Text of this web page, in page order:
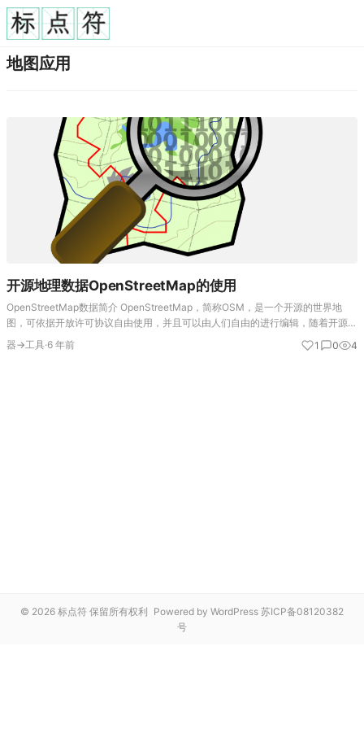
地图应用
开源地理数据OpenStreetMap的使用
OpenStreetMap数据简介 OpenStreetMap，简称OSM，是一个开源的世界地
图，可依据开放许可协议自由使用，并且可以由人们自由的进行编辑，随着开源意
识的普及，以及电子地图应用的普及，osm数据的质量和体量不断增加，在一些
领…
器→工具·6 年前 1 0 4
© 2026 标点符 保留所有权利 Powered by WordPress 苏ICP备08120382
号